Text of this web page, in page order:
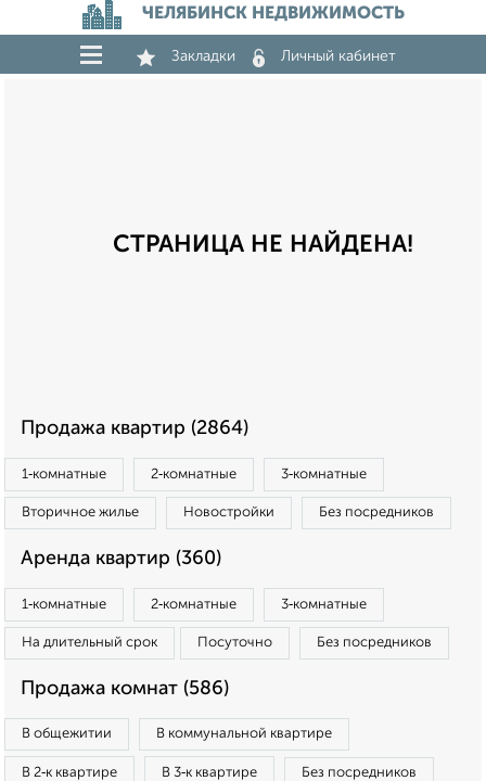
ЧЕЛЯБИНСК НЕДВИЖИМОСТЬ
Закладки Личный кабинет
СТРАНИЦА НЕ НАЙДЕНА!
Продажа квартир (2864)
1‑комнатные 2‑комнатные 3‑комнатные
Вторичное жилье Новостройки Без посредников
Аренда квартир (360)
1‑комнатные 2‑комнатные 3‑комнатные
На длительный срок Посуточно Без посредников
Продажа комнат (586)
В общежитии В коммунальной квартире
В 2‑к квартире В 3‑к квартире Без посредников